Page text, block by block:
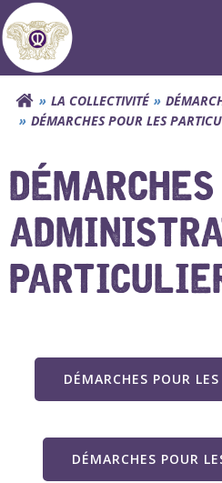
Aller
au
contenu
LA COLLECTIVITÉ
DÉMARCHES POUR LES
DÉMARCHES
DÉMARCHES POUR
DÉMARCHES POUR